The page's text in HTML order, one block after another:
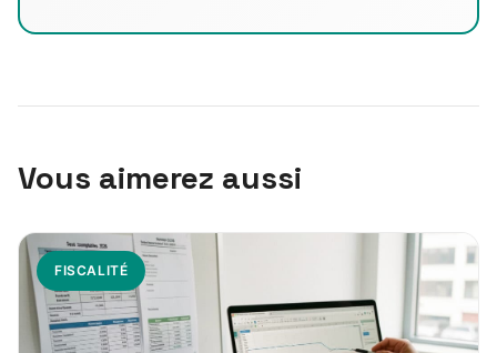
Vous aimerez aussi
FISCALITÉ